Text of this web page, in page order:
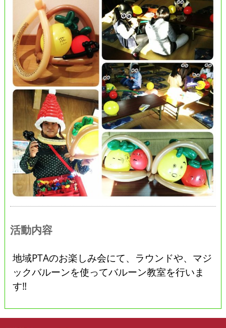
活動内容
地域PTAのお楽しみ会にて、ラウンドや、マジ
ックバルーンを使ってバルーン教室を行いま
す‼